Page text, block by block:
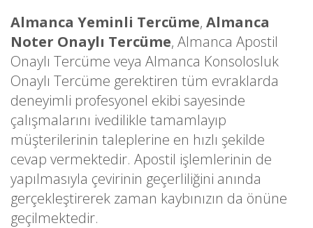
Almanca Yeminli Tercüme, Almanca
Noter Onaylı Tercüme, Almanca Apostil
Onaylı Tercüme veya Almanca Konsolosluk
Onaylı Tercüme gerektiren tüm evraklarda
deneyimli profesyonel ekibi sayesinde
çalışmalarını ivedilikle tamamlayıp
müşterilerinin taleplerine en hızlı şekilde
cevap vermektedir. Apostil işlemlerinin de
yapılmasıyla çevirinin geçerliliğini anında
gerçekleştirerek zaman kaybınızın da önüne
geçilmektedir.